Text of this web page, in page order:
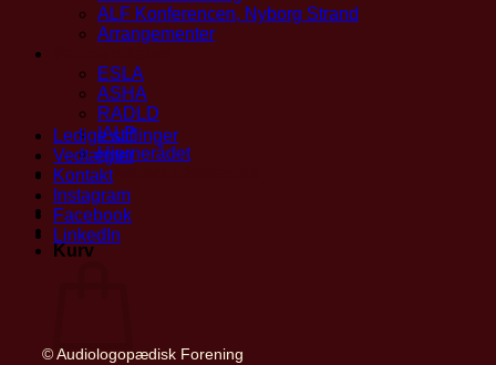
ALF Konferencen, Nyborg Strand
Arrangementer
ESLA
ASHA
RADLD
IALP
Hjernerådet
Find privatpraktiserende
Mit ALF
Kurv
Ledige stillinger
Vedtægter
Kontakt
Instagram
Facebook
LinkedIn
© Audiologopædisk Forening